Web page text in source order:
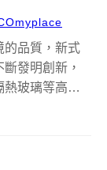
的品質，新式
發明創新，
熱玻璃等高科